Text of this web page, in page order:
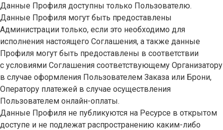
Данные Профиля доступны только Пользователю.
Данные Профиля могут быть предоставлены
Администрации только, если это необходимо для
исполнения настоящего Соглашения, а также данные
Профиля могут быть предоставлены в соответствии
с условиями Соглашения соответствующему Организатору
в случае оформления Пользователем Заказа или Брони,
Оператору платежей в случае осуществления
Пользователем онлайн-оплаты.
Данные Профиля не публикуются на Ресурсе в открытом
доступе и не подлежат распространению каким-либо